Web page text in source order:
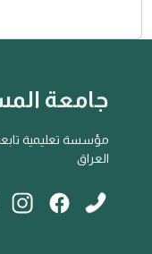
جامعة
مؤسسة تعليمية
العراق